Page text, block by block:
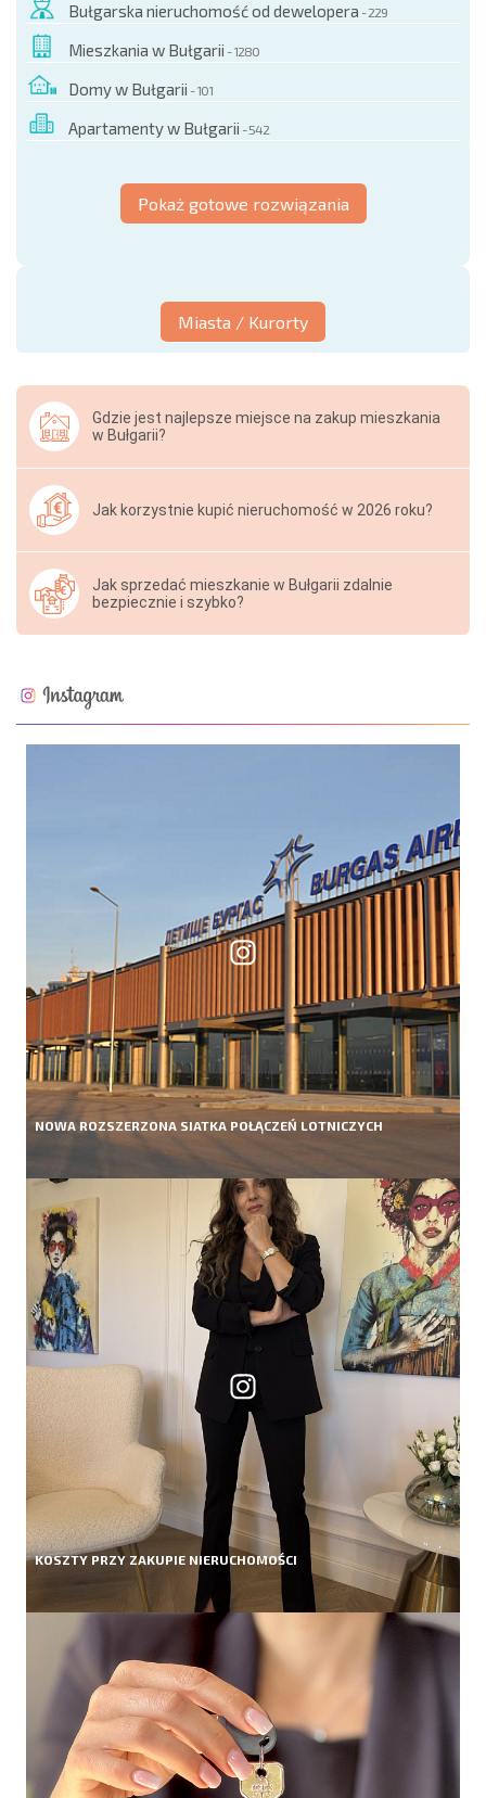
Bułgarska nieruchomość od dewelopera - 229
Mieszkania w Bułgarii - 1280
Domy w Bułgarii - 101
Apartamenty w Bułgarii - 542
Pokaż gotowe rozwiązania
Miasta / Kurorty
Gdzie jest najlepsze miejsce na zakup mieszkania
w Bułgarii?
Jak korzystnie kupić nieruchomość w 2026 roku?
Jak sprzedać mieszkanie w Bułgarii zdalnie
bezpiecznie i szybko?
NOWA ROZSZERZONA SIATKA POŁĄCZEŃ LOTNICZYCH
KOSZTY PRZY ZAKUPIE NIERUCHOMOŚCI